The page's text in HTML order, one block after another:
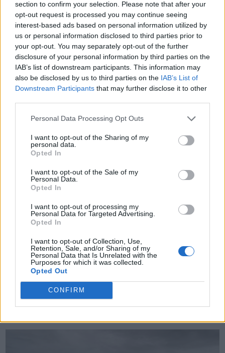
section to confirm your selection. Please note that after your
opt-out request is processed you may continue seeing
interest-based ads based on personal information utilized by
us or personal information disclosed to third parties prior to
your opt-out. You may separately opt-out of the further
disclosure of your personal information by third parties on the
IAB’s list of downstream participants. This information may
also be disclosed by us to third parties on the IAB’s List of
Downstream Participants that may further disclose it to other
Personal Data Processing Opt Outs
I want to opt-out of the Sharing of my
personal data.
Opted In
I want to opt-out of the Sale of my
Personal Data.
Opted In
I want to opt-out of processing my
Personal Data for Targeted Advertising.
Opted In
I want to opt-out of Collection, Use,
Retention, Sale, and/or Sharing of my
Personal Data that Is Unrelated with the
Purposes for which it was collected.
Opted Out
CONFIRM
TheCars.gr| 12/02/2026 13:00
Το νέο BYD ATTO 3 EVO είναι
διαθέσιμο με τετρακίνηση και
TheCars.gr|12/02/2026 10:00
Το Omoda 5 SHS-H διαθέτει νέα
υβριδική τεχνολογία με